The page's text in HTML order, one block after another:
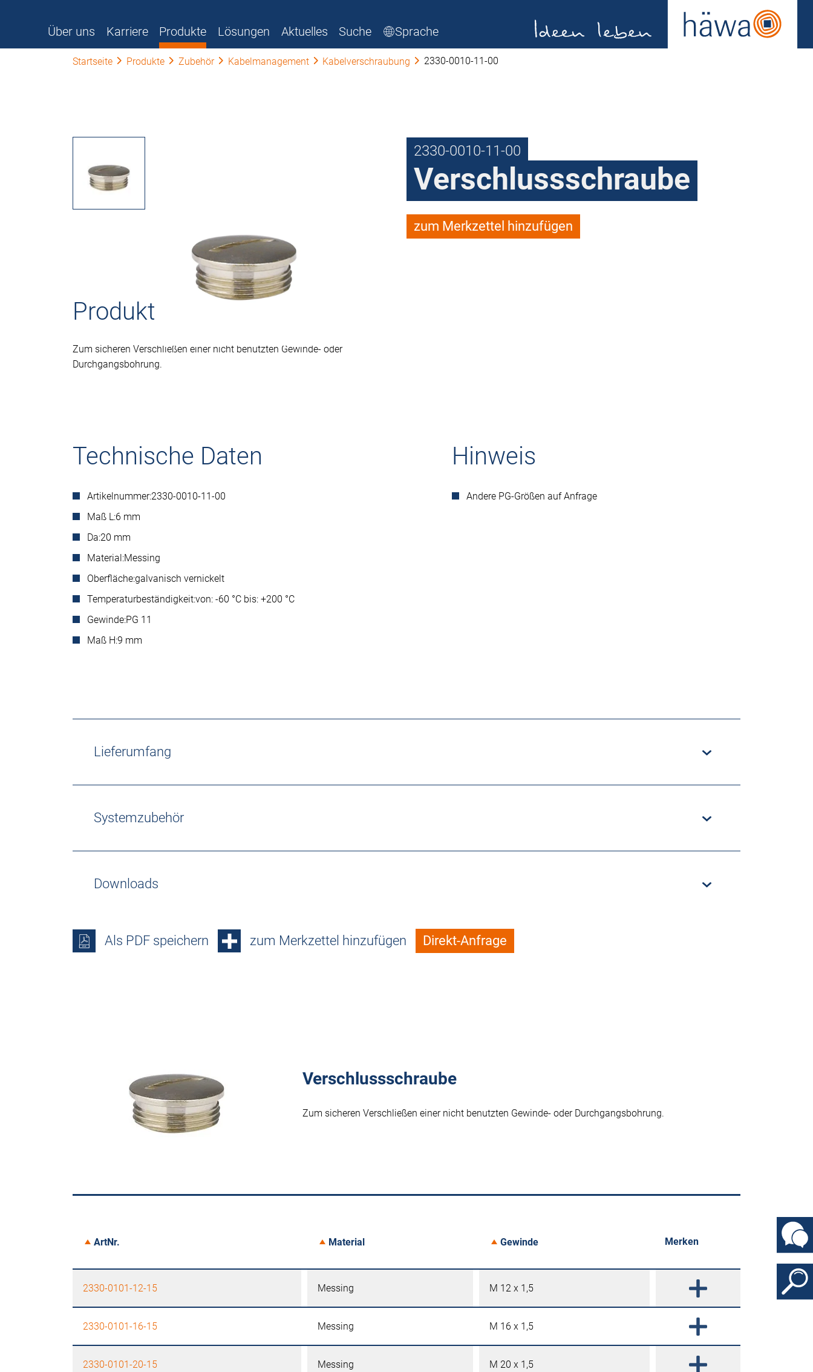
Über uns Karriere Produkte Lösungen Aktuelles Suche Sprache
Startseite Produkte Zubehör Kabelmanagement Kabelverschraubung 2330-0010-11-00
2330-0010-11-00
Verschlussschraube
zum Merkzettel hinzufügen
Produktbeschreibung
Zum sicheren Verschließen einer nicht benutzten Gewinde- oder
Durchgangsbohrung.
Technische Daten
Artikelnummer:2330-0010-11-00
Maß L:6 mm
Da:20 mm
Material:Messing
Oberfläche:galvanisch vernickelt
Temperaturbeständigkeit:von: -60 °C bis: +200 °C
Gewinde:PG 11
Maß H:9 mm
Hinweis
Andere PG-Größen auf Anfrage
Lieferumfang
Systemzubehör
Downloads
Als PDF speichern zum Merkzettel hinzufügen Direkt-Anfrage
Verschlussschraube
Zum sicheren Verschließen einer nicht benutzten Gewinde- oder Durchgangsbohrung.
ArtNr. Material Gewinde Merken
2330-0101-12-15 Messing M 12 x 1,5
2330-0101-16-15 Messing M 16 x 1,5
2330-0101-20-15 Messing M 20 x 1,5